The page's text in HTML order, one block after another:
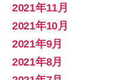
2021年11月
2021年10月
2021年9月
2021年8月